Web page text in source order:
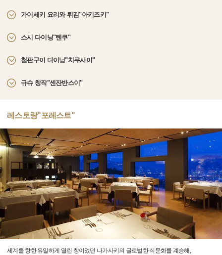
가이세키 요리와 튀김"아키즈키"
스시 다이닝"텐쿠"
철판구이 다이닝"치쿠사이"
규슈 창작"센잔반스이"
레스토랑"포레스트"
세계를 향한 유일하게 열린 창이었던 나가사키의 글로벌한 식문화를 계승해,